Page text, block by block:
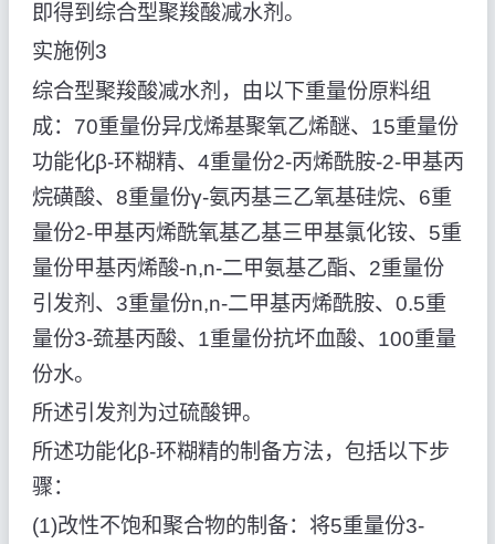
即得到综合型聚羧酸减水剂。
实施例3
综合型聚羧酸减水剂，由以下重量份原料组
成：70重量份异戊烯基聚氧乙烯醚、15重量份
功能化β-环糊精、4重量份2-丙烯酰胺-2-甲基丙
烷磺酸、8重量份γ-氨丙基三乙氧基硅烷、6重
量份2-甲基丙烯酰氧基乙基三甲基氯化铵、5重
量份甲基丙烯酸-n,n-二甲氨基乙酯、2重量份
引发剂、3重量份n,n-二甲基丙烯酰胺、0.5重
量份3-巯基丙酸、1重量份抗坏血酸、100重量
份水。
所述引发剂为过硫酸钾。
所述功能化β-环糊精的制备方法，包括以下步
骤：
(1)改性不饱和聚合物的制备：将5重量份3-